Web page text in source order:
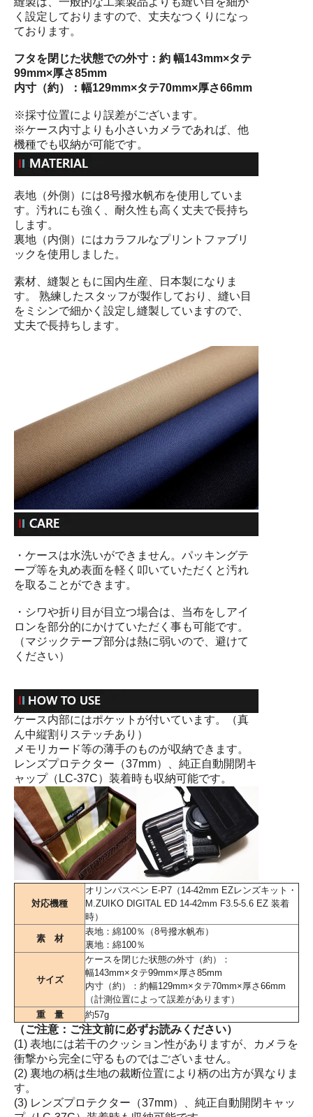
く設定しておりますので、丈夫なつくりになっ
ております。
フタを閉じた状態での外寸：約 幅143mm×タテ
99mm×厚さ85mm
内寸（約）：幅129mm×タテ70mm×厚さ66mm
※採寸位置により誤差がございます。
※ケース内寸よりも小さいカメラであれば、他
機種でも収納が可能です。
表地（外側）には8号撥水帆布を使用していま
す。汚れにも強く、耐久性も高く丈夫で長持ち
します。
裏地（内側）にはカラフルなプリントファブリ
ックを使用しました。
素材、縫製ともに国内生産、日本製になりま
す。 熟練したスタッフが製作しており、縫い目
をミシンで細かく設定し縫製していますので、
丈夫で長持ちします。
・ケースは水洗いができません。パッキングテ
ープ等を丸め表面を軽く叩いていただくと汚れ
を取ることができます。
・シワや折り目が目立つ場合は、当布をしアイ
ロンを部分的にかけていただく事も可能です。
（マジックテープ部分は熱に弱いので、避けて
ください）
ケース内部にはポケットが付いています。（真
ん中縦割りステッチあり）
メモリカード等の薄手のものが収納できます。
レンズプロテクター（37mm）、純正自動開閉キ
ャップ（LC-37C）装着時も収納可能です。
対応機種
オリンパスペン E-P7（14-42mm EZレンズキット・
M.ZUIKO DIGITAL ED 14-42mm F3.5-5.6 EZ 装着
時）
素 材
表地：綿100％（8号撥水帆布）
裏地：綿100％
サイズ
ケースを閉じた状態の外寸（約）：
幅143mm×タテ99mm×厚さ85mm
内寸（約）：約幅129mm×タテ70mm×厚さ66mm
（計測位置によって誤差があります）
重 量
約57g
（ご注意：ご注文前に必ずお読みください）
(1) 表地には若干のクッション性がありますが、カメラを
衝撃から完全に守るものではございません。
(2) 裏地の柄は生地の裁断位置により柄の出方が異なりま
す。
(3) レンズプロテクター（37mm）、純正自動開閉キャッ